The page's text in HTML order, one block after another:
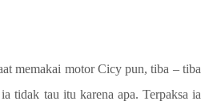
memakai motor Cicy pun, tiba – tiba
tidak tau itu karena apa. Terpaksa ia